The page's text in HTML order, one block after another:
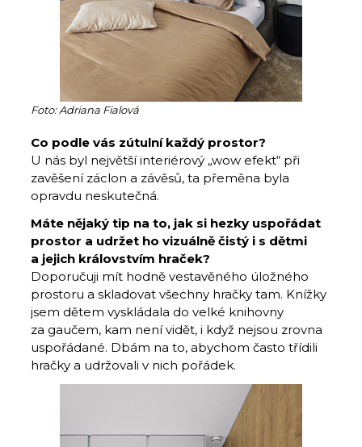
Foto: Adriana Fialová
Co podle vás zútulní každý prostor?
U nás byl největší interiérový „wow efekt“ při
zavěšení záclon a závěsů, ta přeměna byla
opravdu neskutečná.
Máte nějaký tip na to, jak si hezky uspořádat
prostor a udržet ho vizuálně čistý i s dětmi
a jejich královstvím hraček?
Doporučuji mít hodně vestavěného úložného
prostoru a skladovat všechny hračky tam. Knížky
jsem dětem vyskládala do velké knihovny
za gaučem, kam není vidět, i když nejsou zrovna
uspořádané. Dbám na to, abychom často třídili
hračky a udržovali v nich pořádek.